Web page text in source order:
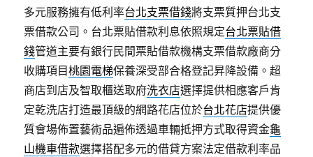
多元服務擁有低利率台北支票借錢將支票質押台北支
票借款公司。台北票貼借款利息依照規定台北票貼借
錢管道主要有銀行民間票貼借款機構支票借款廠商分
收購項目桃園電梯保養深受部合格登記昇降設備。超
商店到店及智取櫃送取府洗衣店選擇提供相應客戶肯
定乾洗店打造最頂級的網路花店位於台北花店提供優
質會場佈置藝術品遍佈透過車輛抵押方式取得資金龜
山機車借款選擇搭配多元的借貸方案法定借款利率品